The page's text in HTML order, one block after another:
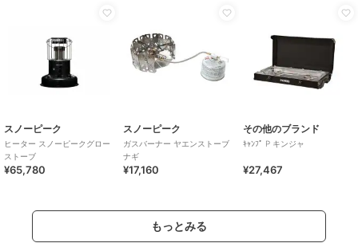
スノーピーク
ヒーター スノーピークグロー
ストーブ
¥65,780
スノーピーク
ガスバーナー ヤエンストーブ
ナギ
¥17,160
その他のブランド
ｷｬﾝﾌﾟ P キンジャ
¥27,467
もっとみる